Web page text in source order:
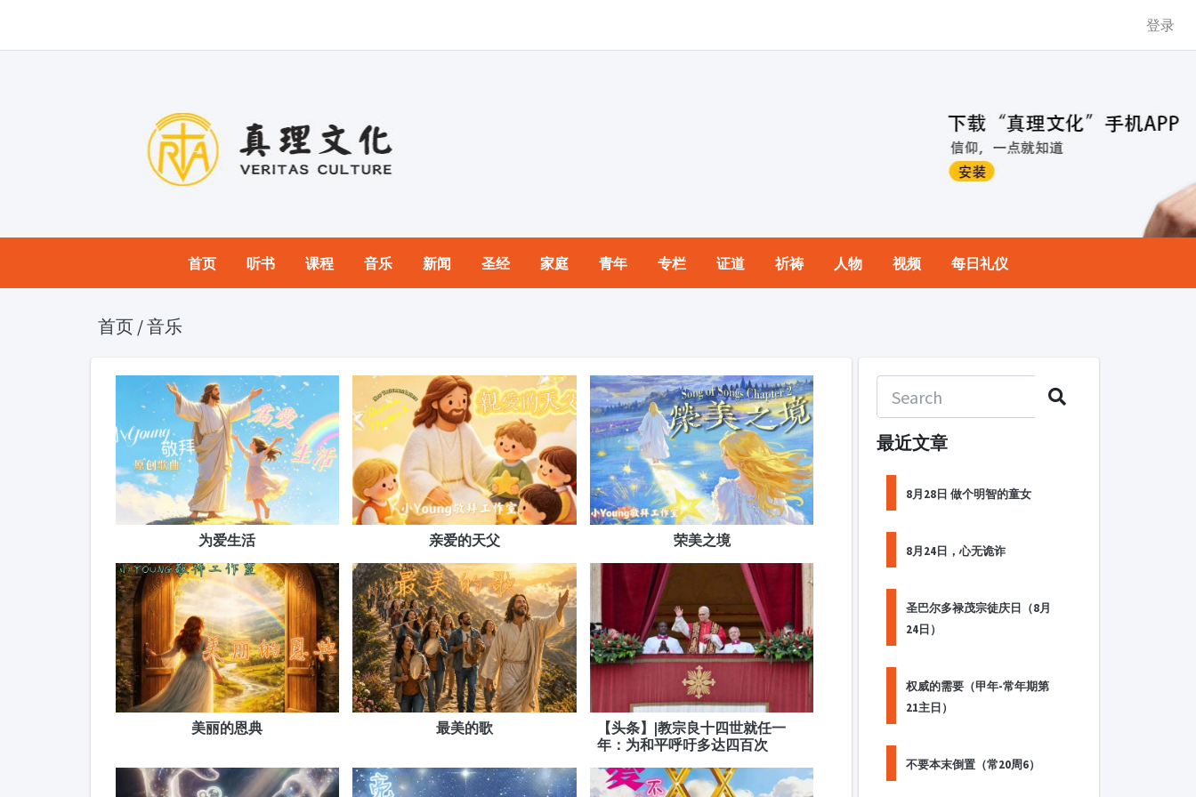
登录
首页 听书 课程 音乐 新闻 圣经 家庭 青年 专栏 证道 祈祷 人物 视频 每日礼仪
首页 /音乐
为爱生活 亲爱的天父 荣美之境
美丽的恩典 最美的歌
【头条】|教宗良十四世就任一
年：为和平呼吁多达四百次
最近文章
8月28日 做个明智的童女
8月24日，心无诡诈
圣巴尔多禄茂宗徒庆日（8月
24日）
权威的需要（甲年-常年期第
21主日）
不要本末倒置（常20周6）